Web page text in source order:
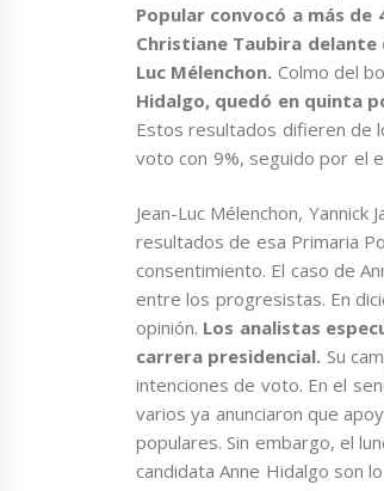
Popular convocó a más
Christiane Taubira delante
Luc Mélenchon. Colmo del
Hidalgo, quedó en quinta
Estos resultados difieren de
voto con 9%, seguido por el
Jean-Luc Mélenchon,
resultados de esa Primaria
consentimiento. El caso de
entre los progresistas. En
opinión. Los analistas
carrera presidencial. Su
intenciones de voto. En el
varios ya anunciaron que
populares. Sin embargo, el
candidata Anne Hidalgo son